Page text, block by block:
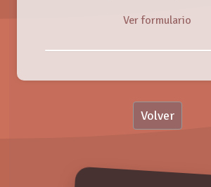
Ver formulario
Valora de 1 a 5 puntos. ¡Gracias!
Volver